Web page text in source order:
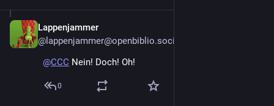
Lappenjammer
@lappenjammer@openbiblio.social
@CCC Nein! Doch! Oh!
0